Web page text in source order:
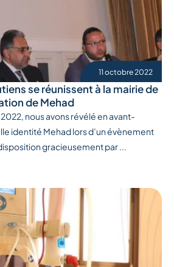
11 octobre 2022
se réunissent à la mairie de
de Mehad
nous avons révélé en avant-
identité Mehad lors d’un évènement
gracieusement par ...